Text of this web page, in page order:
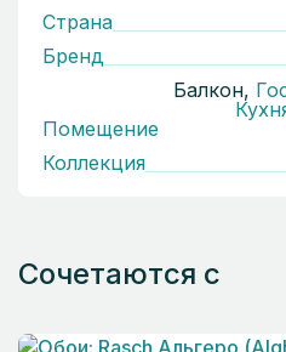
Страна
Бренд
Помещение
Балкон,
Коллекция
Сочетаются с